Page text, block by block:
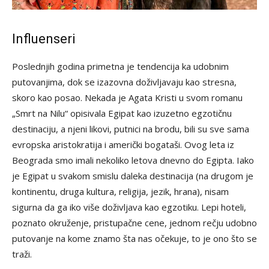
Influenseri
Poslednjih godina primetna je tendencija ka udobnim
putovanjima, dok se izazovna doživljavaju kao stresna,
skoro kao posao. Nekada je Agata Kristi u svom romanu
„Smrt na Nilu“ opisivala Egipat kao izuzetno egzotičnu
destinaciju, a njeni likovi, putnici na brodu, bili su sve sama
evropska aristokratija i američki bogataši. Ovog leta iz
Beograda smo imali nekoliko letova dnevno do Egipta. Iako
je Egipat u svakom smislu daleka destinacija (na drugom je
kontinentu, druga kultura, religija, jezik, hrana), nisam
sigurna da ga iko više doživljava kao egzotiku. Lepi hoteli,
poznato okruženje, pristupačne cene, jednom rečju udobno
putovanje na kome znamo šta nas očekuje, to je ono što se
traži.